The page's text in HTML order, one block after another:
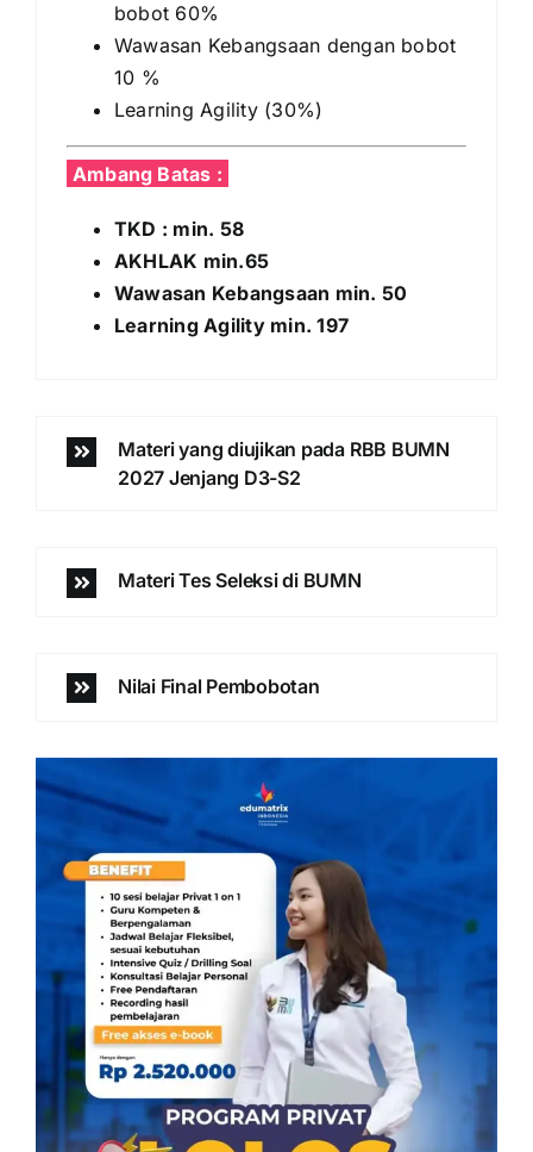
bobot 60%
Wawasan Kebangsaan dengan bobot
10 %
Learning Agility (30%)
Ambang Batas :
TKD : min. 58
AKHLAK min.65
Wawasan Kebangsaan min. 50
Learning Agility min. 197
Materi yang diujikan pada RBB BUMN
2027 Jenjang D3-S2
Materi Tes Seleksi di BUMN
Nilai Final Pembobotan